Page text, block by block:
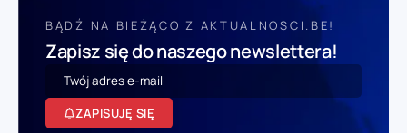
BĄDŹ NA BIEŻĄCO Z AKTUALNOSCI.BE!
Zapisz się do naszego newslettera!
ZAPISUJĘ SIĘ